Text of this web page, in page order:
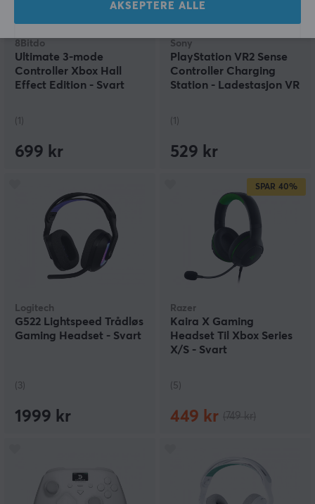
8Bitdo
Ultimate 3-mode
Controller Xbox Hall
Effect Edition - Svart
(1)
699 kr
Sony
PlayStation VR2 Sense
Controller Charging
Station - Ladestasjon VR
(1)
529 kr
Logitech
G522 Lightspeed Trådløs
Gaming Headset - Svart
(3)
1999 kr
SPAR 40%
Razer
Kaira X Gaming
Headset Til Xbox Series
X/S - Svart
(5)
449 kr
AKSEPTERE ALLE